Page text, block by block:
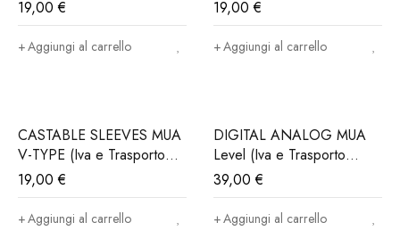
19,00€
Aggiungi al carrello
19,00€
Aggiungi al carrello
CASTABLE SLEEVES MUA
V-TYPE (Iva e Trasporto
incluso)
19,00€
Aggiungi al carrello
DIGITAL ANALOG MUA
Level (Iva e Trasporto
incluso)
39,00€
Aggiungi al carrello